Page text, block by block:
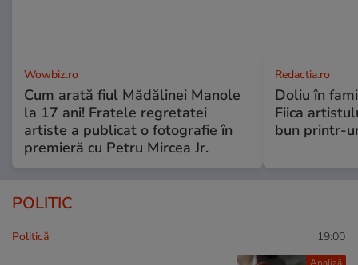
Wowbiz.ro
Cum arată fiul Mădălinei Manole
la 17 ani! Fratele regretatei
artiste a publicat o fotografie în
premieră cu Petru Mircea Jr.
Redactia.ro
Doliu în
Fiica
bun printr-
POLITIC
Politică 19:00